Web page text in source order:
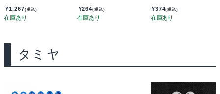
¥1,267(税込)
699-000
¥264(税込) ¥374(税込)
タミヤ